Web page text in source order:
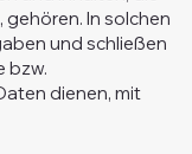
In solchen
und schließen
bzw.
dienen, mit